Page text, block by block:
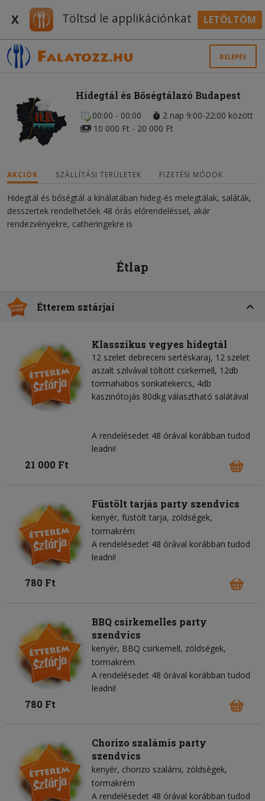
X Töltsd le applikációnkat LETÖLTÖM
BELÉPÉS
Hidegtál és Bőségtálazó Budapest
00:00 - 00:00
2 nap 9:00-22:00 között
10 000 Ft - 20 000 Ft
AKCIÓK SZÁLLÍTÁSI TERÜLETEK FIZETÉSI MÓDOK
Hidegtál és bőségtál a kínálatában hideg-és melegtálak, saláták,
desszertek rendelhetőek 48 órás előrendeléssel, akár
rendezvényekre, catheringekre is
Étlap
Étterem sztárjai
Klasszikus vegyes hidegtál
12 szelet debreceni sertéskaraj, 12 szelet
aszalt szilvával töltött csirkemell, 12db
tormahabos sonkatekercs, 4db
kaszinótojás 80dkg választható salátával
A rendelésedet 48 órával korábban tudod
leadni!
21 000 Ft
Füstölt tarjás party szendvics
kenyér füstölt tarja zöldségek
tormakrém
A rendelésedet 48 órával korábban tudod
leadni!
780 Ft
BBQ csirkemelles party
szendvics
kenyér BBQ csirkemell zöldségek
tormakrém
A rendelésedet 48 órával korábban tudod
leadni!
780 Ft
Chorizo szalámis party
szendvics
kenyér chorizo szalámi zöldségek
tormakrém
A rendelésedet 48 órával korábban tudod